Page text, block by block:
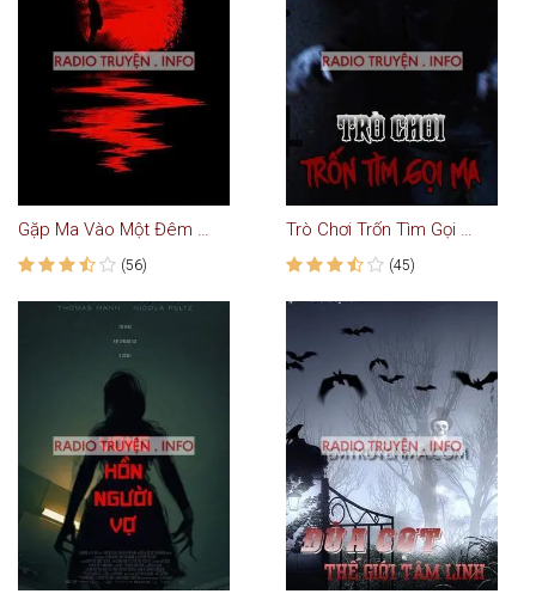
Gặp Ma Vào Một Đêm Trăng - Truyện Kinh Dị
(56)
Trò Chơi Trốn Tìm Gọi Ma
(45)